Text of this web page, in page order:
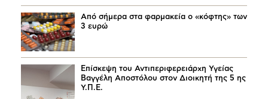
Από σήμερα στα φαρμακεία ο «κόφτης» των
3 ευρώ
Επίσκεψη του Αντιπεριφερειάρχη Υγείας
Βαγγέλη Αποστόλου στον Διοικητή της 5 ης
Υ.Π.Ε.